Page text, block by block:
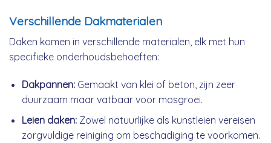
Verschillende Dakmaterialen
Daken komen in verschillende materialen, elk met hun
specifieke onderhoudsbehoeften:
Dakpannen:Gemaakt van klei of beton, zijn zeer
duurzaam maar vatbaar voor mosgroei.
Leien daken:Zowel natuurlijke als kunstleien vereisen
zorgvuldige reiniging om beschadiging te voorkomen.